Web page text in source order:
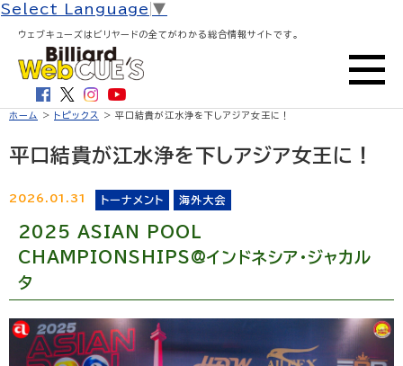
Select Language ▼
ウェブキューズはビリヤードの全てがわかる総合情報サイトです。
ホーム > トピックス > 平口結貴が江水浄を下しアジア女王に！
平口結貴が江水浄を下しアジア女王に！
2026.01.31 トーナメント 海外大会
2025 ASIAN POOL
CHAMPIONSHIPS@インドネシア・ジャカル
タ